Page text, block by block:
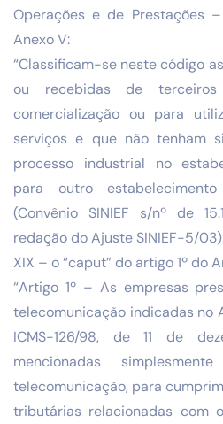
Operações e de Prestações
Anexo V:
“Classificam-se neste código
ou recebidas de terceiros
comercialização ou para
serviços e que não tenham
processo industrial no
para outro
(Convênio SINIEF s/nº de
redação do Ajuste SINIEF-5/
XIX – o “caput” do artigo 1º do
“Artigo 1º – As empresas
telecomunicação indicadas no
ICMS-126/98, de 11 de
mencionadas
telecomunicação, para
tributárias relacionadas com